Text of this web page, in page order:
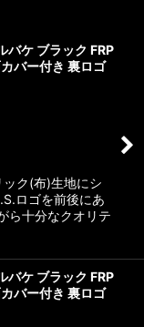
バケ ブラック FRP
バー付き 裏ロゴ
ク(布)生地にシ
ロゴを前後にあ
ら十分なクオリテ
バケ ブラック FRP
バー付き 裏ロゴ